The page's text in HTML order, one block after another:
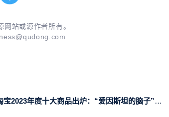
站或源作者所有。
宝2023年度十大商品出炉：“爱因斯坦的脑子”、核能充电宝入选